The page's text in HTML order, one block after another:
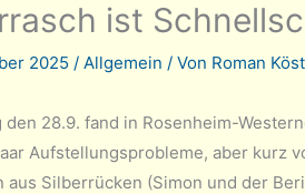
ist
2025 / Allgemein / Von Roman
den 28.9. fand in Rosenheim-
Aufstellungsprobleme, aber kurz
aus Silberrücken (Simon und der